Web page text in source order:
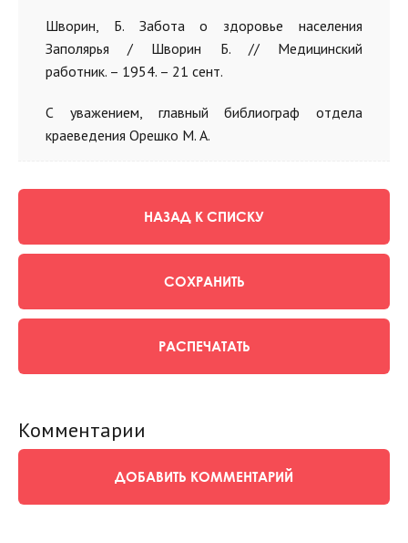
Шворин, Б. Забота о здоровье населения
Заполярья / Шворин Б. // Медицинский
работник. – 1954. – 21 сент.
С уважением, главный библиограф отдела
краеведения Орешко М. А.
НАЗАД К СПИСКУ
СОХРАНИТЬ
РАСПЕЧАТАТЬ
Комментарии
ДОБАВИТЬ КОММЕНТАРИЙ